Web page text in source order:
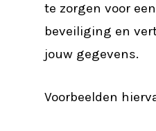
te zorgen voor
beveiliging en
jouw gegevens.
Voorbeelden